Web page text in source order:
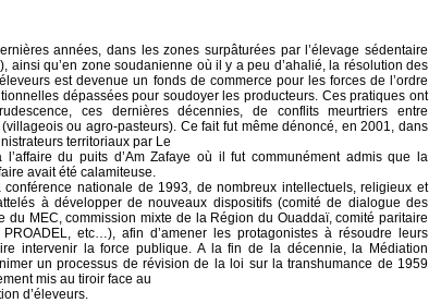
années, dans les zones surpâturées par l’élevage sédentaire
ainsi qu’en zone soudanienne où il y a peu d’ahalié, la résolution des
est devenue un fonds de commerce pour les forces de l’ordre
dépassées pour soudoyer les producteurs. Ces pratiques ont
ces dernières décennies, de conflits meurtriers entre
ou agro-pasteurs). Ce fait fut même dénoncé, en 2001, dans
territoriaux par Le
l’affaire du puits d’Am Zafaye où il fut communément admis que la
avait été calamiteuse.
nationale de 1993, de nombreux intellectuels, religieux et
à développer de nouveaux dispositifs (comité de dialogue des
du MEC, commission mixte de la Région du Ouaddaï, comité paritaire
etc…), afin d’amener les protagonistes à résoudre leurs
intervenir la force publique. A la fin de la décennie, la Médiation
un processus de révision de la loi sur la transhumance de 1959
mis au tiroir face au
d’éleveurs.